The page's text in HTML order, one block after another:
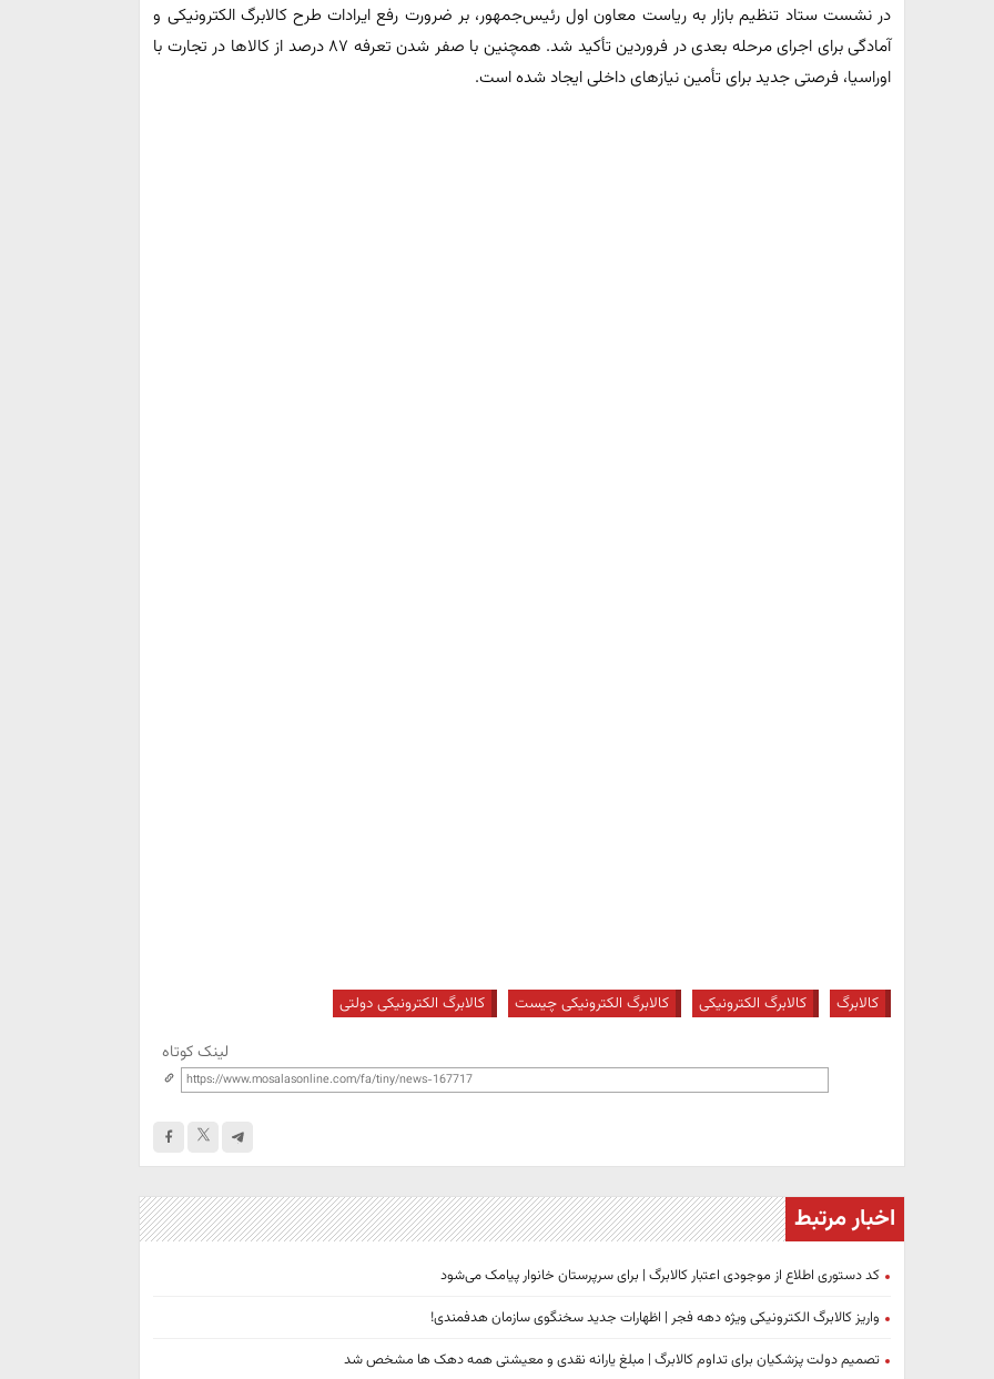
در نشست ستاد تنظیم بازار به ریاست معاون اول رئیس‌جمهور، بر ضرورت رفع ایرادات طرح کالابرگ الکترونیکی و
آمادگی برای اجرای مرحله بعدی در فروردین تأکید شد. همچنین با صفر شدن تعرفه ۸۷ درصد از کالا‌ها در تجارت با
اوراسیا، فرصتی جدید برای تأمین نیاز‌های داخلی ایجاد شده است.
کالابرگ کالابرگ الکترونیکی کالابرگ الکترونیکی چیست کالابرگ الکترونیکی دولتی
لینک کوتاه
اخبار مرتبط
کد دستوری اطلاع از موجودی اعتبار کالابرگ | برای سرپرستان خانوار پیامک می‌شود
واریز کالابرگ الکترونیکی ویژه دهه فجر | اظهارات جدید سخنگوی سازمان هدفمندی!
تصمیم دولت پزشکیان برای تداوم کالابرگ | مبلغ یارانه نقدی و معیشتی همه دهک ها مشخص شد